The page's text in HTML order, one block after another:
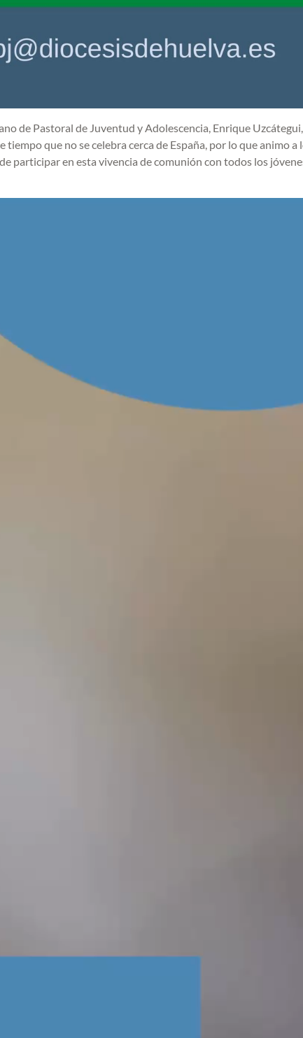
de Pastoral de Juventud y Adolescencia, Enrique
que no se celebra cerca de España, por lo que animo a
participar en esta vivencia de comunión con todos los